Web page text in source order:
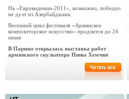
На «Евровидении-2011», возможно, победил
не дуэт из Азербайджана
Весенний цикл фестиваля «Армянское
композиторское искусство» продлится до 24
июня
В Париже открылась выставка работ
армянского скульптора Нины Хемчян